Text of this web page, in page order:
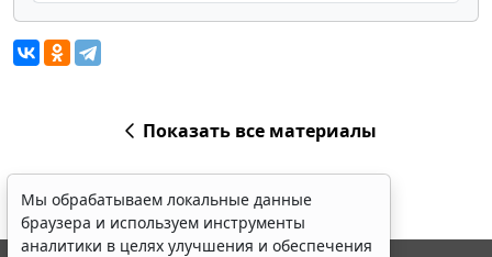
Показать все материалы
Мы обрабатываем локальные данные
браузера и используем инструменты
аналитики в целях улучшения и обеспечения